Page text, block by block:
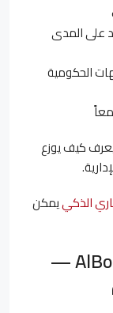
على المدى
الحكومية
يعرف كيف يوزع
الذكييمكن
شركة AlBostany Developments —